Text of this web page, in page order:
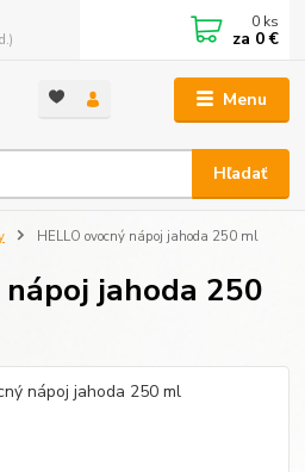
Menu
Hľadať
0 ks
za 0 €
HELLO ovocný nápoj jahoda 250 ml
nápoj jahoda 250